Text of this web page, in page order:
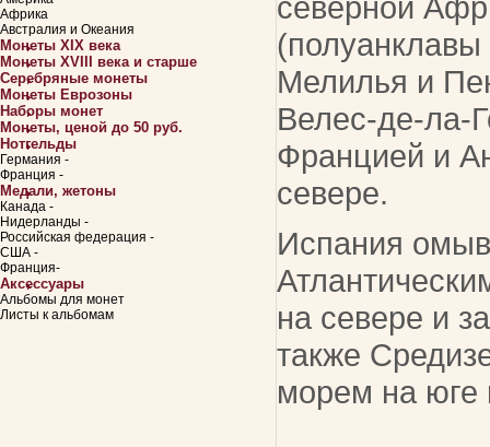
Африка
Австралия и Океания
Монеты XIX века
Монеты XVIII века и старше
Серебряные монеты
Монеты Еврозоны
Наборы монет
Монеты, ценой до 50 руб.
Нотгельды
Германия -
Франция -
Медали, жетоны
Канада -
Нидерланды -
Российская федерация -
США -
Франция-
Аксессуары
Альбомы для монет
Листы к альбомам
Мелилья и
Велес-де-ла-
Францией и
севере.
Испания
на севере и
также
морем на юге